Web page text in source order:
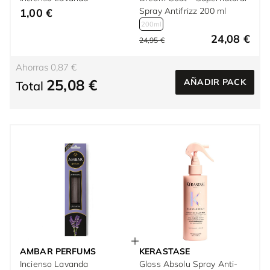
1,00 €
Spray Antifrizz 200 ml
200ml
24,95 € 24,08 €
Ahorras 0,87 €
Total 25,08 € AÑADIR PACK
AMBAR PERFUMS
Incienso Lavanda
KERASTASE
Gloss Absolu Spray Anti-